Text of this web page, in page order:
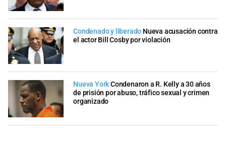
Condenado y liberado Nueva acusación contra
el actor Bill Cosby por violación
Nueva YorkCondenaron a R. Kelly a 30 años
de prisión por abuso, tráfico sexual y crimen
organizado